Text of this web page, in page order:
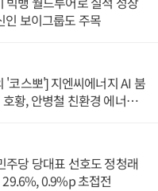
인 보이그룹도 주목
'코스뽀'] 지엔씨에너지 AI 붐
황, 안병철 친환경 에너지
주당 당대표 선호도 정청래
0.9%p 초접전